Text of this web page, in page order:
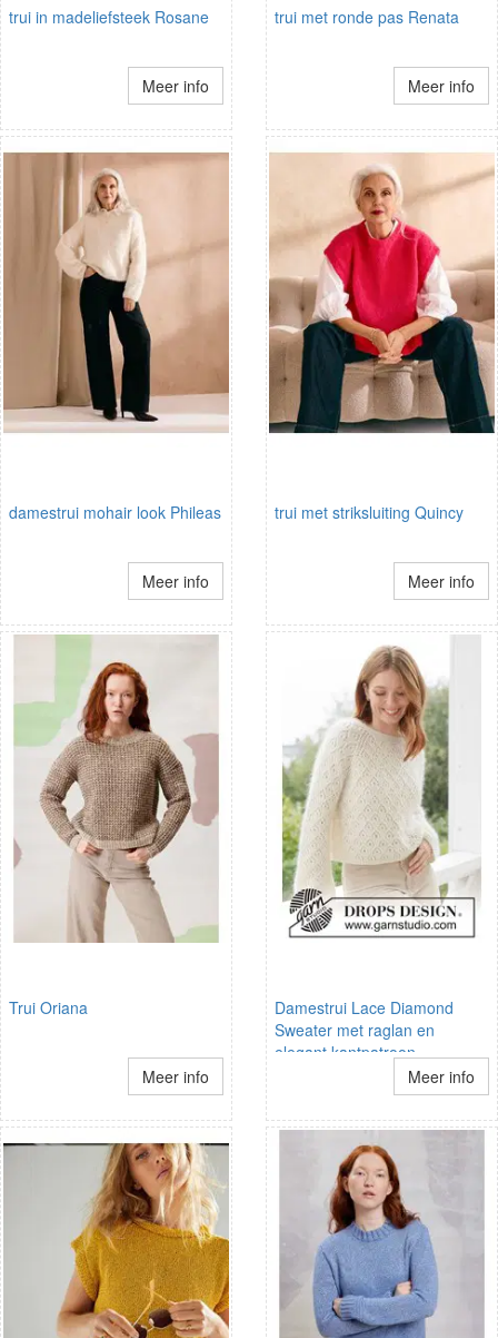
trui in madeliefsteek Rosane
Meer info
trui met ronde pas Renata
Meer info
damestrui mohair look Phileas
Meer info
trui met striksluiting Quincy
Meer info
Trui Oriana
Meer info
Damestrui Lace Diamond
Sweater met raglan en
elegant kantpatroon
Meer info